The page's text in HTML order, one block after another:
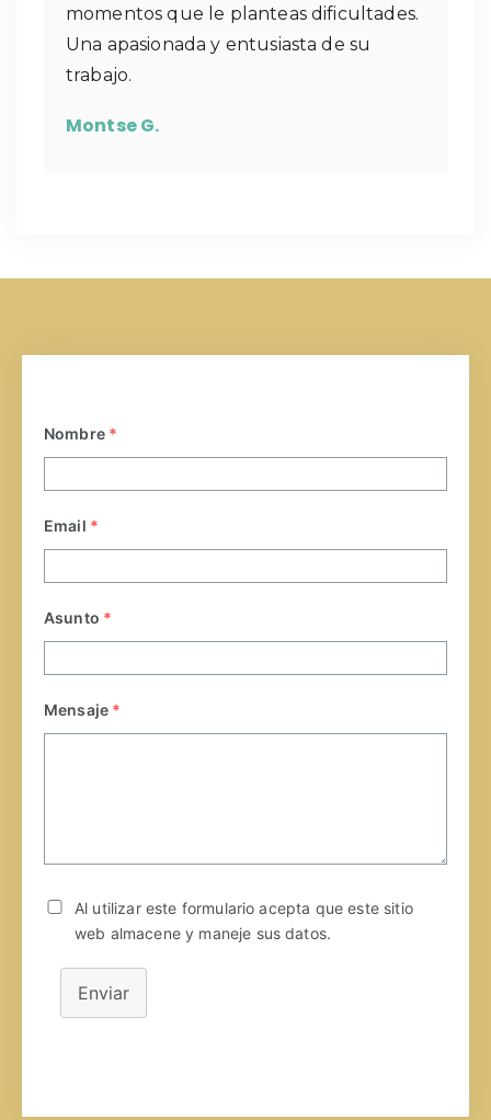
momentos que le planteas dificultades.
Una apasionada y entusiasta de su
trabajo.
Montse G.
Nombre *
Email *
Asunto *
Mensaje *
Al utilizar este formulario acepta que este sitio
web almacene y maneje sus datos.
Enviar